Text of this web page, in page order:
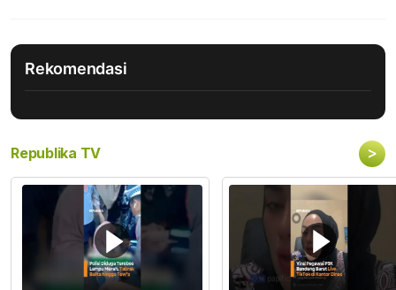
Rekomendasi
Republika TV >